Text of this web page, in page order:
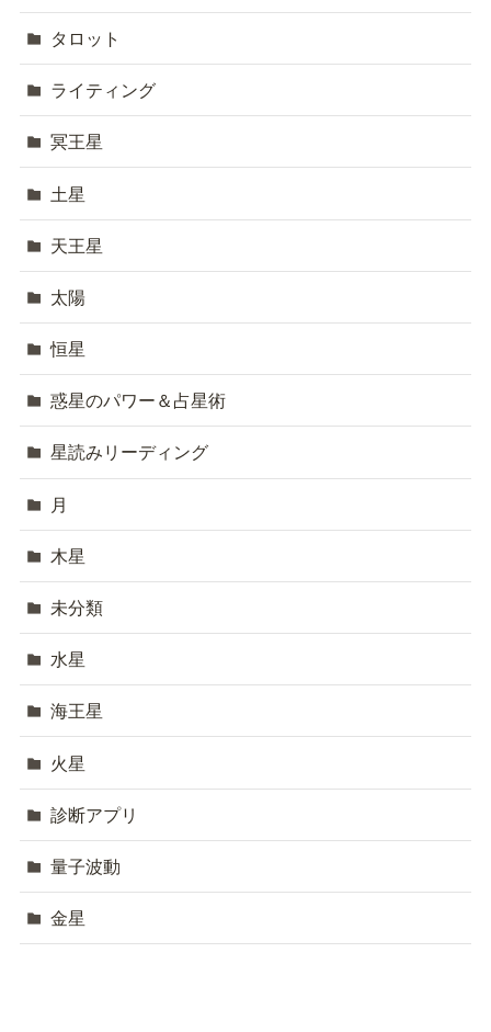
タロット
ライティング
冥王星
土星
天王星
太陽
恒星
惑星のパワー＆占星術
星読みリーディング
月
木星
未分類
水星
海王星
火星
診断アプリ
量子波動
金星